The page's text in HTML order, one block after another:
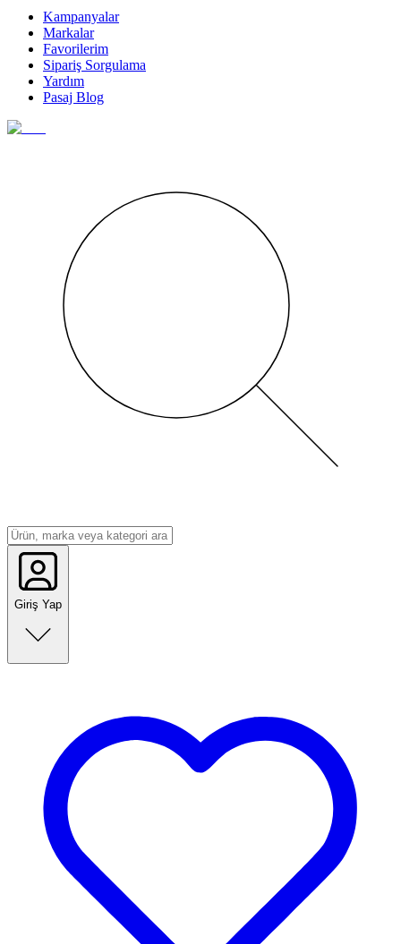
Kampanyalar
Markalar
Favorilerim
Sipariş Sorgulama
Yardım
Pasaj Blog
Giriş Yap